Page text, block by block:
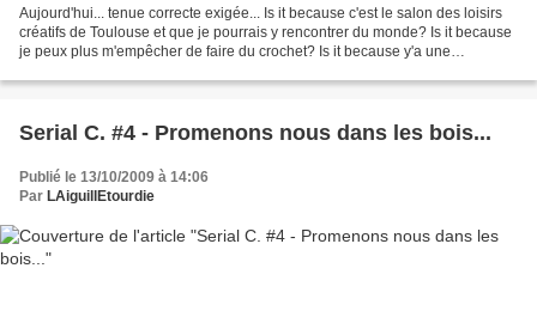
Aujourd'hui... tenue correcte exigée... Is it because c'est le salon des loisirs
créatifs de Toulouse et que je pourrais y rencontrer du monde? Is it because
je peux plus m'empêcher de faire du crochet? Is it because y'a une
Serial C. #4 - Promenons nous dans les bois...
Publié le 13/10/2009 à 14:06
Par LAiguillEtourdie